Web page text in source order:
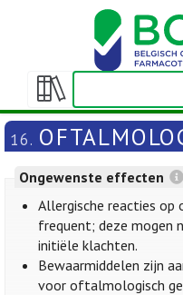
Weergeven/verbergen
inhoudstafel
16.
Ongewenste effecten
Allergische reacties
frequent; deze mogen
initiële klachten.
Bewaarmiddelen zijn
voor oftalmologisch